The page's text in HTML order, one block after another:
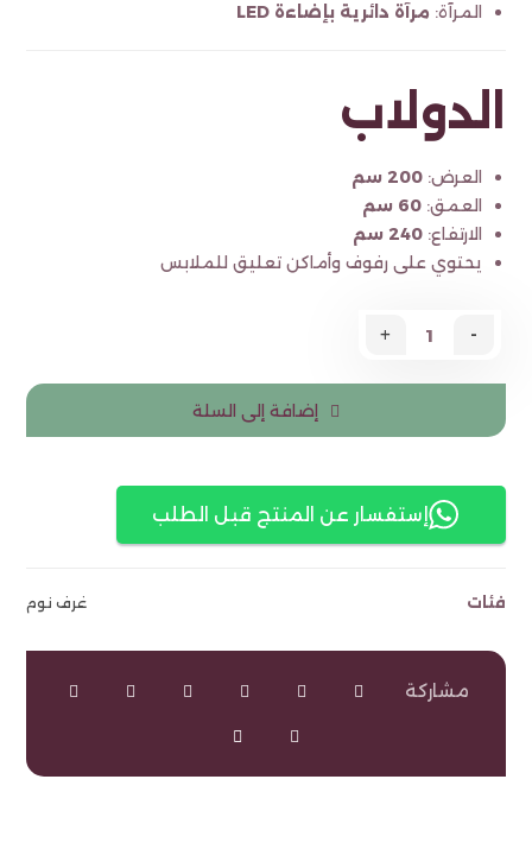
المرآة: مرآة دائرية بإضاءة LED
الدولاب
العرض:200 سم
العمق:60 سم
الارتفاع:240 سم
يحتوي على رفوف وأماكن تعليق للملابس
-
+
إضافة إلى السلة
إستفسار عن المنتج قبل الطلب
فئات غرف نوم